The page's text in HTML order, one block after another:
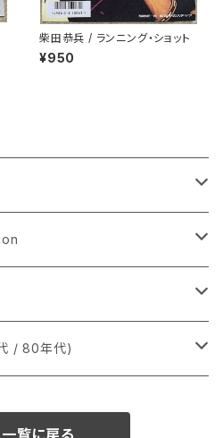
柴田恭兵 / ランニング・ショット
¥950
/ 80年代)
覧に戻る